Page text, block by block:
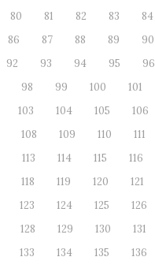
80 81 82 83
84
86 87 88 89
90
92 93 94 95
96
98 99 100
101
103 104 105
106
108 109 110
111
113 114 115
116
118 119 120
121
123 124 125
126
128 129 130
131
133 134 135
136